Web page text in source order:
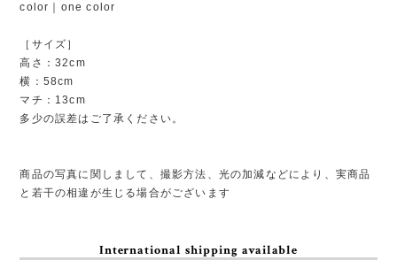
color｜one color
［サイズ］
高さ：32cm
横：58cm
マチ：13cm
多少の誤差はご了承ください。
商品の写真に関しまして、撮影方法、光の加減などにより、実商品
と若干の相違が生じる場合がございます
International shipping available